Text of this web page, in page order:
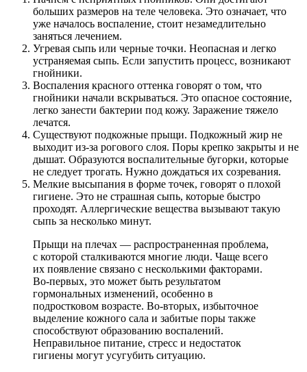
больших размеров на теле человека. Это означает, что
уже началось воспаление, стоит незамедлительно
заняться лечением.
Угревая сыпь или черные точки. Неопасная и легко
устраняемая сыпь. Если запустить процесс, возникают
гнойники.
Воспаления красного оттенка говорят о том, что
гнойники начали вскрываться. Это опасное состояние,
легко занести бактерии под кожу. Заражение тяжело
лечатся.
Существуют подкожные прыщи. Подкожный жир не
выходит из-за рогового слоя. Поры крепко закрыты и не
дышат. Образуются воспалительные бугорки, которые
не следует трогать. Нужно дождаться их созревания.
Мелкие высыпания в форме точек, говорят о плохой
гигиене. Это не страшная сыпь, которые быстро
проходят. Аллергические вещества вызывают такую
сыпь за несколько минут.
Прыщи на плечах — распространенная проблема,
с которой сталкиваются многие люди. Чаще всего
их появление связано с несколькими факторами.
Во-первых, это может быть результатом
гормональных изменений, особенно в
подростковом возрасте. Во-вторых, избыточное
выделение кожного сала и забитые поры также
способствуют образованию воспалений.
Неправильное питание, стресс и недостаток
гигиены могут усугубить ситуацию.